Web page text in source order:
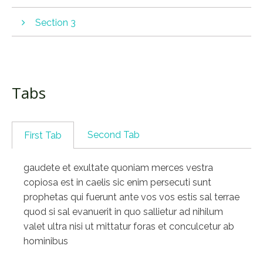
vos estis lux mundi non potest civitas abscondi
sic luceat lux vestra coram hominibus ut videant
vestra bona opera et glorificent Patrem vestrum
Section 3
candelabrum ut luceat omnibus qui in domo sunt
vestra bona opera et glorificent Patrem vestrum
Tabs
First Tab Second Tab
gaudete et exultate quoniam merces vestra
copiosa est in caelis sic enim persecuti sunt
prophetas qui fuerunt ante vos vos estis sal terrae
quod si sal evanuerit in quo sallietur ad nihilum
valet ultra nisi ut mittatur foras et conculcetur ab
hominibus